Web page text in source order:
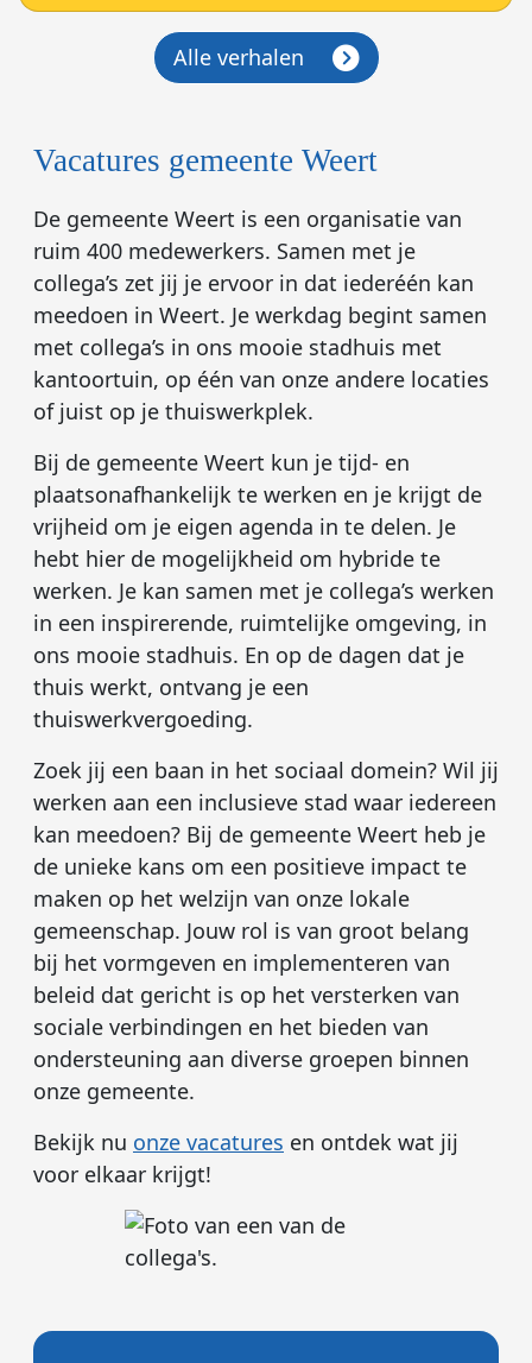
Alle verhalen
Vacatures gemeente Weert
De gemeente Weert is een organisatie van
ruim 400 medewerkers. Samen met je
collega’s zet jij je ervoor in dat iederéén kan
meedoen in Weert. Je werkdag begint samen
met collega’s in ons mooie stadhuis met
kantoortuin, op één van onze andere locaties
of juist op je thuiswerkplek.
Bij de gemeente Weert kun je tijd- en
plaatsonafhankelijk te werken en je krijgt de
vrijheid om je eigen agenda in te delen. Je
hebt hier de mogelijkheid om hybride te
werken. Je kan samen met je collega’s werken
in een inspirerende, ruimtelijke omgeving, in
ons mooie stadhuis. En op de dagen dat je
thuis werkt, ontvang je een
thuiswerkvergoeding.
Zoek jij een baan in het sociaal domein? Wil jij
werken aan een inclusieve stad waar iedereen
kan meedoen? Bij de gemeente Weert heb je
de unieke kans om een positieve impact te
maken op het welzijn van onze lokale
gemeenschap. Jouw rol is van groot belang
bij het vormgeven en implementeren van
beleid dat gericht is op het versterken van
sociale verbindingen en het bieden van
ondersteuning aan diverse groepen binnen
onze gemeente.
Bekijk nu onze vacatures en ontdek wat jij
voor elkaar krijgt!